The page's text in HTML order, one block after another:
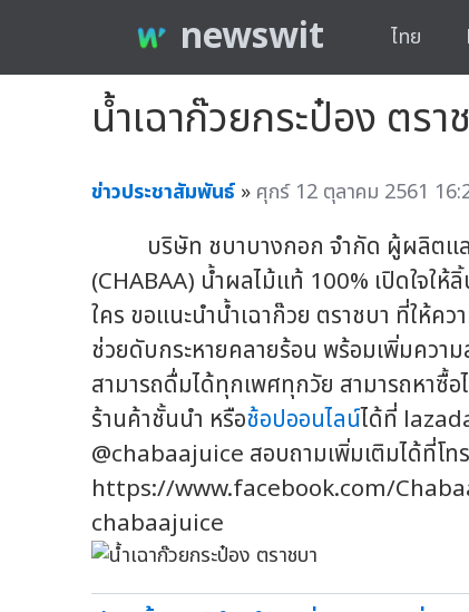
newswit ไทย
น้ำเฉาก๊วยกระป๋อง ตรา
ข่าวประชาสัมพันธ์ » ศุกร์ 12 ตุลาคม 2561
บริษัท ชบาบางกอก จำกัด ผู้ผลิตแ
(CHABAA) น้ำผลไม้แท้ 100% เปิดใจใ
ใคร ขอแนะนำน้ำเฉาก๊วย ตราชบา ที่ให้ค
ช่วยดับกระหายคลายร้อน พร้อมเพิ่มคว
สามารถดื่มได้ทุกเพศทุกวัย สามารถหาซื้อ
ร้านค้าชั้นนำ หรือช้อปออนไลน์ได้ที่
@chabaajuice สอบถามเพิ่มเติมได้ที่โท
https://www.facebook.com/
chabaajuice